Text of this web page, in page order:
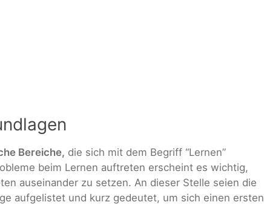
Bereiche, die sich mit dem Begriff “Lernen”
beim Lernen auftreten erscheint es wichtig,
auseinander zu setzen. An dieser Stelle seien die
aufgelistet und kurz gedeutet, um sich einen ersten